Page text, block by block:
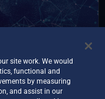
to the
site work. We would
functional and
by measuring
and assist in our